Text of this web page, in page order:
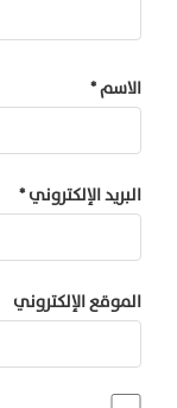
الاسم*
البريد الإلكتروني*
الموقع الإلكتروني